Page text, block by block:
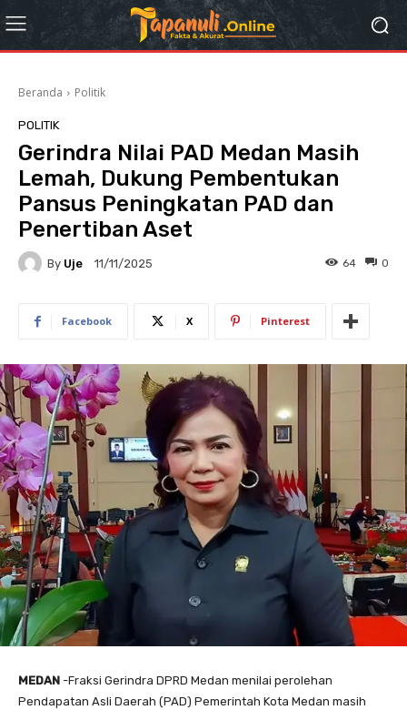
Beranda Politik
POLITIK
Gerindra Nilai PAD Medan Masih
Lemah, Dukung Pembentukan
Pansus Peningkatan PAD dan
Penertiban Aset
By Uje 11/11/2025 0
64
Facebook X Pinterest
MEDAN -Fraksi Gerindra DPRD Medan menilai perolehan
Pendapatan Asli Daerah (PAD) Pemerintah Kota Medan masih